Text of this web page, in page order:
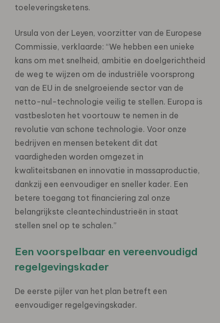
toeleveringsketens.
Ursula von der Leyen, voorzitter van de Europese
Commissie, verklaarde: “We hebben een unieke
kans om met snelheid, ambitie en doelgerichtheid
de weg te wijzen om de industriële voorsprong
van de EU in de snelgroeiende sector van de
netto-nul-technologie veilig te stellen. Europa is
vastbesloten het voortouw te nemen in de
revolutie van schone technologie. Voor onze
bedrijven en mensen betekent dit dat
vaardigheden worden omgezet in
kwaliteitsbanen en innovatie in massaproductie,
dankzij een eenvoudiger en sneller kader. Een
betere toegang tot financiering zal onze
belangrijkste cleantechindustrieën in staat
stellen snel op te schalen.”
Een voorspelbaar en vereenvoudigd
regelgevingskader
De eerste pijler van het plan betreft een
eenvoudiger regelgevingskader.